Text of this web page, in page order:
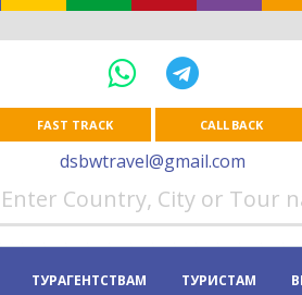
FAST TRACK CALL BACK
dsbwtravel@gmail.com
ТУРАГЕНТСТВАМ ТУРИСТАМ